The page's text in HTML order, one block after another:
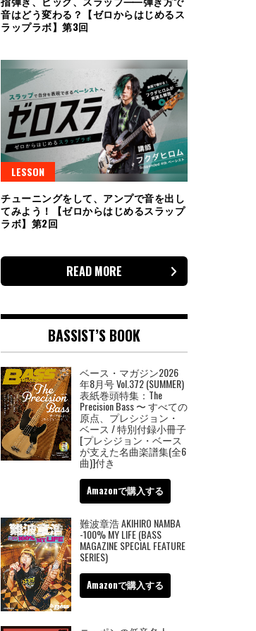
音はどう変わる？【ゼロからはじめるス
ラップラボ】第3回
LESSON
チューニングをして、アンプで音を出し
てみよう！【ゼロからはじめるスラップ
ラボ】第2回
READ MORE
BASSIST’S BOOK
ベース・マガジン2026
年8月号 Vol.372 (SUMMER)
表紙巻頭特集：The
Precision Bass 〜 すべての
原点、プレシジョン・
ベース / 特別付録小冊子
[プレシジョン・ベース
が支えた名曲楽譜集(全6
曲)]付き
Amazonで購入する
難波章浩 AKIHIRO NAMBA
-100% MY LIFE (BASS
MAGAZINE SPECIAL FEATURE
SERIES)
Amazonで購入する